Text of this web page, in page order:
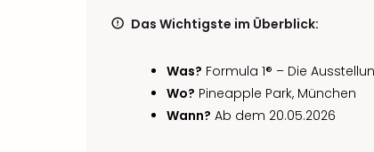
Das Wichtigste im Überblick:
Was? Formula 1® – Die
Wo? Pineapple Park, München
Wann? Ab dem 20.05.2026